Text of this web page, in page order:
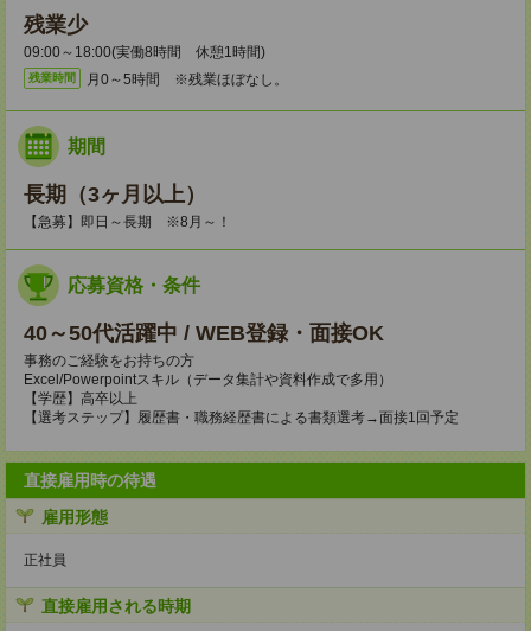
残業少
09:00～18:00(実働8時間 休憩1時間)
残業時間 月0～5時間 ※残業ほぼなし。
期間
長期（3ヶ月以上）
【急募】即日～長期 ※8月～！
応募資格・条件
40～50代活躍中 / WEB登録・面接OK
事務のご経験をお持ちの方
Excel/Powerpointスキル（データ集計や資料作成で多用）
【学歴】高卒以上
【選考ステップ】履歴書・職務経歴書による書類選考→面接1回予定
直接雇用時の待遇
雇用形態
正社員
直接雇用される時期